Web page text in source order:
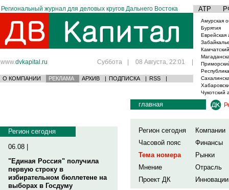
Региональный журнал для деловых кругов Дальнего Востока АТР
www.dvkapital.ru Суббота | 08 Августа, 22:01 |
О КОМПАНИИ РЕКЛАМА АРХИВ | ПОДПИСКА | RSS |
Амурская
Бурятия
Еврейская
Чукотский
Регион сегодня
06.08 |
"Единая Россия" получила
первую строку в
избирательном бюллетене на
выборах в Госдуму
главная
Регион сегодня
Компании
Часовой пояс
Финансы
Тема номера
Рынки
Мнение
Отрасль
Проект ДК
Инновации